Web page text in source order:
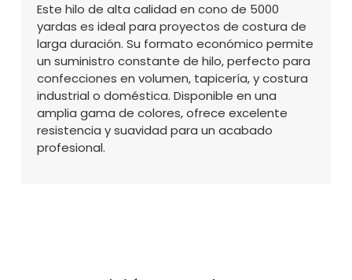
Este hilo de alta calidad en cono de 5000
yardas es ideal para proyectos de costura de
larga duración. Su formato económico permite
un suministro constante de hilo, perfecto para
confecciones en volumen, tapicería, y costura
industrial o doméstica. Disponible en una
amplia gama de colores, ofrece excelente
resistencia y suavidad para un acabado
profesional.